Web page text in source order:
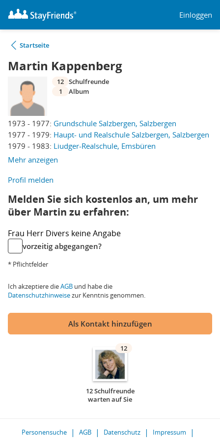
Einloggen
Startseite
Martin Kappenberg
1973 - 1977: Grundschule Salzbergen, Salzbergen
1977 - 1979: Haupt- und Realschule Salzbergen, Salzbergen
1979 - 1983: Liudger-Realschule, Emsbüren
Mehr anzeigen
12 Schulfreunde
1
Album
Profil melden
Melden Sie sich kostenlos an, um mehr
über Martin zu erfahren:
Frau Herr Divers keine Angabe
vorzeitig abgegangen?
* Pflichtfelder
Ich akzeptiere dieAGB und habe die
Datenschutzhinweisezur Kenntnis genommen.
Als Kontakt hinzufügen
12
12 Schulfreunde
warten auf Sie
Personensuche AGB Datenschutz
Impressum